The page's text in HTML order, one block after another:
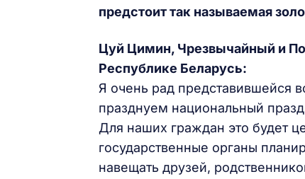
предстоит так называемая
Цуй Цимин, Чрезвычайный и
Республике Беларусь:
Я очень рад представившейся
празднуем национальный
Для наших граждан это будет
государственные органы
навещать друзей,